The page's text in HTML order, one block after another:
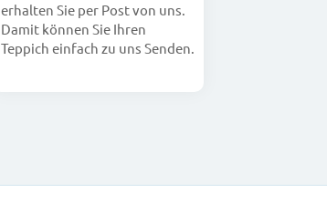
erhalten Sie per Post von uns.
Damit können Sie Ihren
Teppich einfach zu uns Senden.